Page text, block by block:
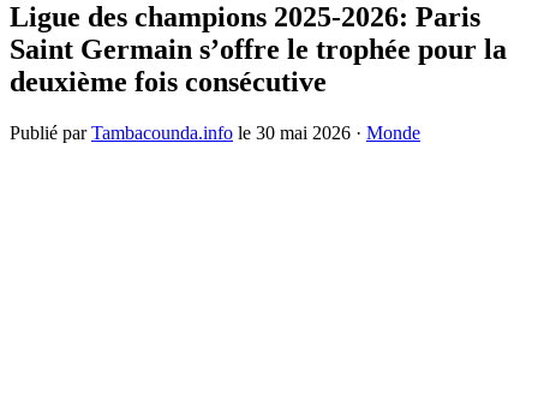
Ligue des champions 2025-2026: Paris
Saint Germain s’offre le trophée pour la
deuxième fois consécutive
Publié parTambacounda.info le 30 mai 2026 · Monde